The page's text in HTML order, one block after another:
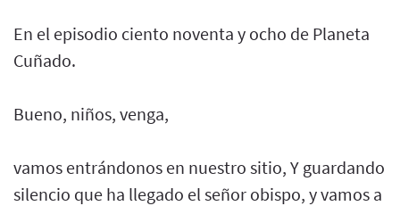
En el episodio ciento noventa y ocho de Planeta
Cuñado.
Bueno, niños, venga,
vamos entrándonos en nuestro sitio, Y guardando
silencio que ha llegado el señor obispo, y vamos a